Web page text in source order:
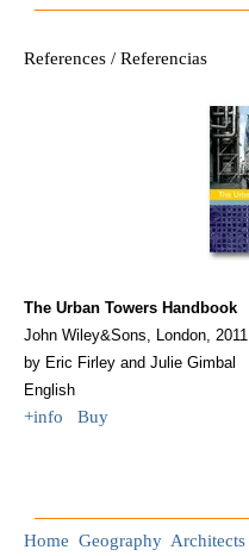
References / Referencias
The Urban Towers Handbook
John Wiley&Sons, London, 2011
by Eric Firley and Julie Gimbal
English
+info Buy
Home Geography Architects